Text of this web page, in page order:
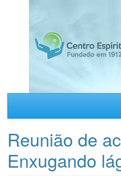
Reunião de
Enxugando